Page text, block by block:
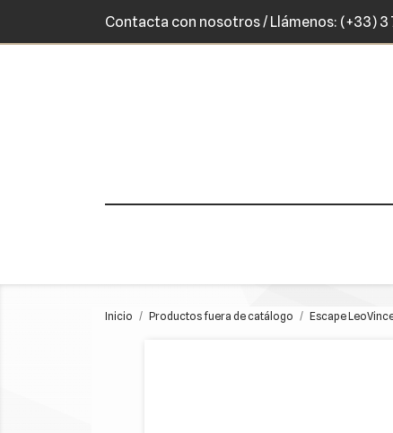
Contacta con nosotros/ Llámenos: (+33) 3
Inicio Productos fuera de catálogo Escape